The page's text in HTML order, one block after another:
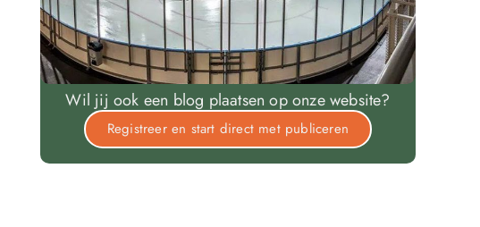
Wil jij ook een blog plaatsen op onze website?
Registreer en start direct met publiceren